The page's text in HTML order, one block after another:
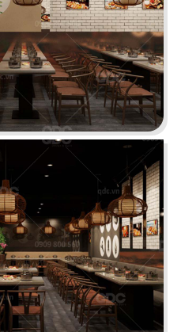
hai mặt tiền rộng rãi
hiện đại, sang trọng.
tiết
hẹn là điểm đến lý